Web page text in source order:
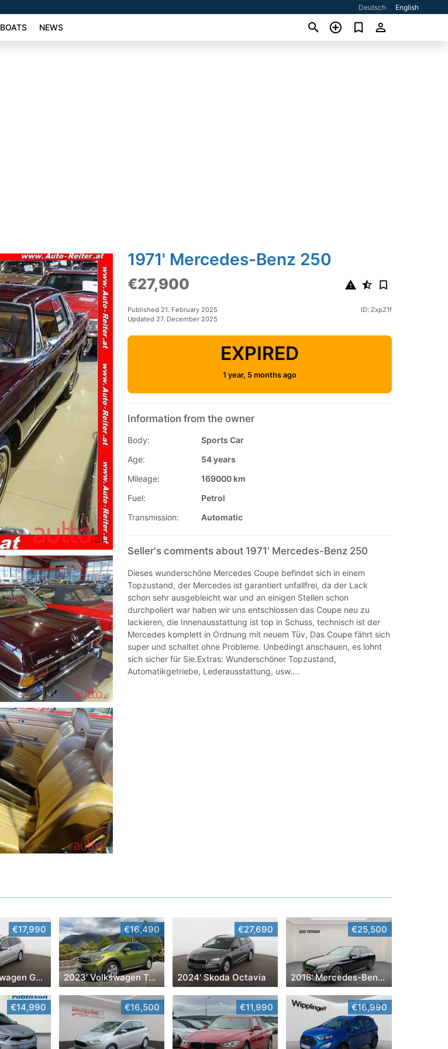
Deutsch English
BOATS NEWS
1971' Mercedes-Benz 250
€27,900
Published 21. February 2025
Updated 27. December 2025
ID: ZxpZ1f
EXPIRED
1 year, 5 months ago
Information from the owner
Body:
Sports Car
Age:
54 years
Mileage:
169000 km
Fuel:
Petrol
Transmission:
Automatic
Seller's comments about 1971' Mercedes-Benz 250
Dieses wunderschöne Mercedes Coupe befindet sich in einem
Topzustand, der Mercedes ist garantiert unfallfrei, da der Lack
schon sehr ausgebleicht war und an einigen Stellen schon
durchpoliert war haben wir uns entschlossen das Coupe neu zu
lackieren, die Innenausstattung ist top in Schuss, technisch ist der
Mercedes komplett in Ordnung mit neuem Tüv, Das Coupe fährt sich
super und schaltet ohne Probleme. Unbedingt anschauen, es lohnt
sich sicher für Sie.Extras: Wunderschöner Topzustand,
Automatikgetriebe, Lederausstattung, usw....
€17,990
2022' Volkswagen Golf
€16,490
2023' Volkswagen Taigo
€27,690
2024' Skoda Octavia
€25,500
2018' Mercedes-Benz C-Klasse
€14,990 €16,500 €11,990 €16,990